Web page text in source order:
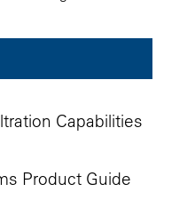
Capabilities
Product Guide